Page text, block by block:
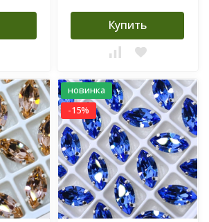
Купить
новинка
-15%